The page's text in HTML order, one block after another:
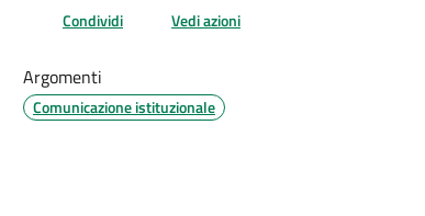
Condividi Vedi azioni
Argomenti
Comunicazione istituzionale